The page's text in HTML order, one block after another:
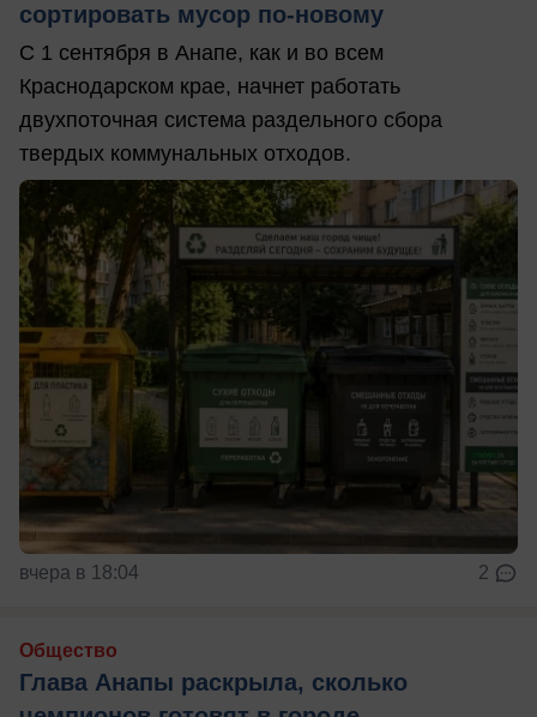
сортировать мусор по-новому
С 1 сентября в Анапе, как и во всем
Краснодарском крае, начнет работать
двухпоточная система раздельного сбора
твердых коммунальных отходов.
вчера в 18:04 2
Общество
Глава Анапы раскрыла, сколько